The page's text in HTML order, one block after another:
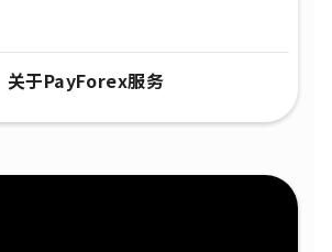
关于PayForex服务